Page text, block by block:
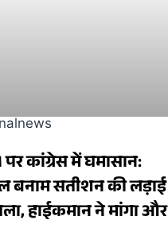
कांग्रेस में घमासान:
बनाम सतीशन की
हाईकमान ने मांगा और